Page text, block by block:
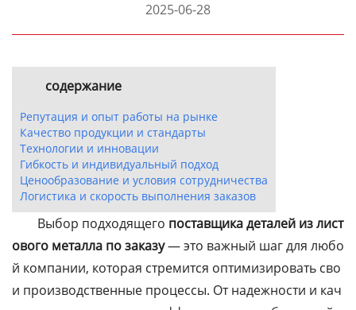
2025-06-28
содержание
Репутация и опыт работы на рынке
Качество продукции и стандарты
Технологии и инновации
Гибкость и индивидуальный подход
Ценообразование и условия сотрудничества
Логистика и скорость выполнения заказов
Выбор подходящего поставщика деталей из лист
ового металла по заказу— это важный шаг для любо
й компании, которая стремится оптимизировать сво
и производственные процессы. От надежности и кач